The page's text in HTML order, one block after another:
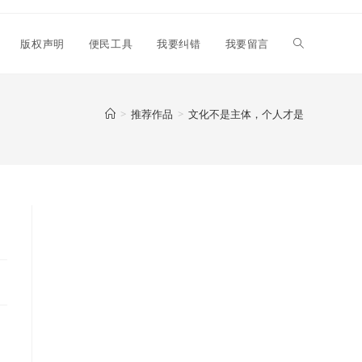
版权声明 便民工具 我要纠错 我要留言 Toggle
> 推荐作品 > 文化不是主体，个人才是